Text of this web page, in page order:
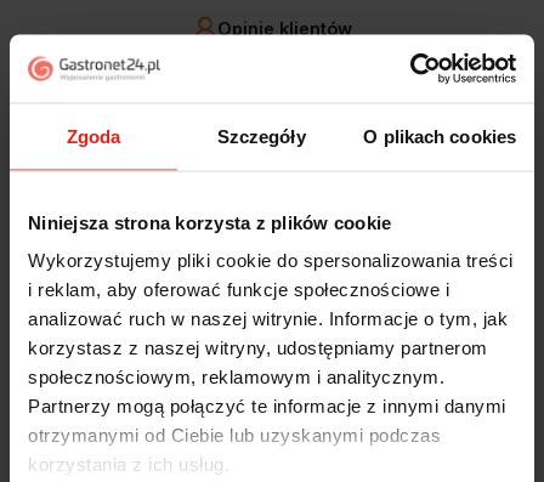
Zgoda Szczegóły O plikach cookies
Niniejsza strona korzysta z plików cookie
Wykorzystujemy pliki cookie do spersonalizowania treści
i reklam, aby oferować funkcje społecznościowe i
analizować ruch w naszej witrynie. Informacje o tym, jak
korzystasz z naszej witryny, udostępniamy partnerom
społecznościowym, reklamowym i analitycznym.
Partnerzy mogą połączyć te informacje z innymi danymi
otrzymanymi od Ciebie lub uzyskanymi podczas
korzystania z ich usług.
Opinie klientów
filtry
Jak zbieramy opinie?
5
szybko. Paczka dotarła cała i zdrowa. Szybko,
sprawnie, bez problemów. Bardzo pomocna obsługa
klienta.
wczoraj
Magdalena zweryfikowano
5
Ekspresowa realizacja zamówienia. Towar zgodny z